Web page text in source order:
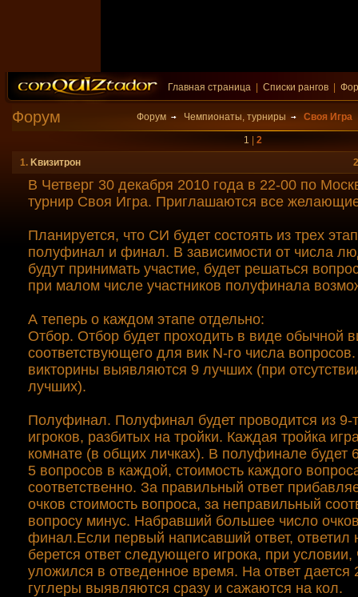
Главная страница Списки рангов
Форум Форум Чемпионаты, турниры Своя Игра
1
2
1. Kвизитрон
В Четверг 30 декабря 2010 года в 22-00 по
турнир Своя Игра. Приглашаются все
Планируется, что СИ будет состоять из трех
полуфинал и финал. В зависимости от числа
будут принимать участие, будет решаться
при малом числе участников полуфинала
А теперь о каждом этапе отдельно:
Отбор. Отбор будет проходить в виде обычной
соответствующего для вик N-го числа
викторины выявляются 9 лучших (при
лучших).
Полуфинал. Полуфинал будет проводится из 9-
игроков, разбитых на тройки. Каждая тройка
комнате (в общих личках). В полуфинале будет
5 вопросов в каждой, стоимость каждого
соответственно. За правильный ответ
очков стоимость вопроса, за неправильный
вопросу минус. Набравший большее число
финал.Если первый написавший ответ, ответил
берется ответ следующего игрока, при условии,
уложился в отведенное время. На ответ дается
гуглеры выявляются сразу и сажаются на кол.